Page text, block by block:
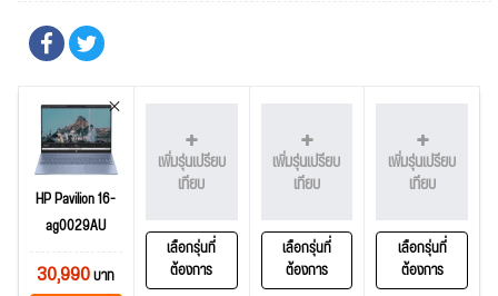
HP Pavilion 16-
ag0029AU
30,990บาท
เพิ่มรุ่นเปรียบ
เทียบ
เลือกรุ่นที่
ต้องการ
เพิ่มรุ่นเปรียบ
เทียบ
เลือกรุ่นที่
ต้องการ
เพิ่มรุ่นเปรียบ
เทียบ
เลือกรุ่นที่
ต้องการ